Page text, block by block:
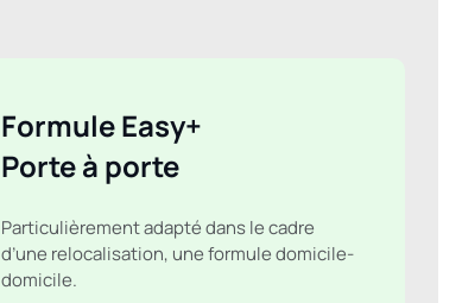
Formule Easy+
Porte à porte
Particulièrement adapté dans le cadre
d’une relocalisation, une formule domicile-
domicile.